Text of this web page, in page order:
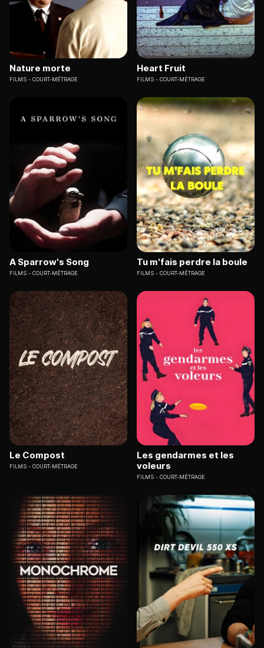
Nature morte
FILMS COURT-MÉTRAGE
Heart Fruit
FILMS COURT-MÉTRAGE
A Sparrow's Song
FILMS COURT-MÉTRAGE
Tu m'fais perdre la boule
FILMS COURT-MÉTRAGE
Le Compost
FILMS COURT-MÉTRAGE
Les gendarmes et les
voleurs
FILMS COURT-MÉTRAGE